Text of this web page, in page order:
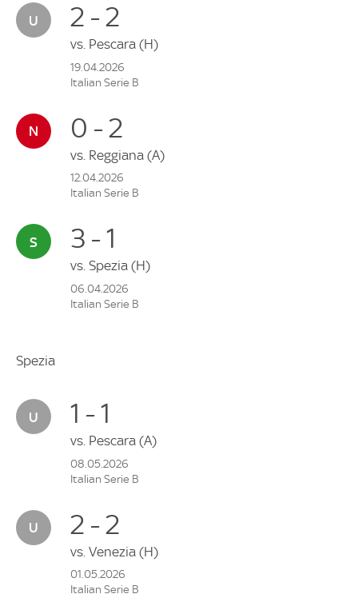
2 - 2
vs. Pescara (H)
19.04.2026
Italian Serie B
0 - 2
vs. Reggiana (A)
12.04.2026
Italian Serie B
3 - 1
vs. Spezia (H)
06.04.2026
Italian Serie B
Spezia
1 - 1
vs. Pescara (A)
08.05.2026
Italian Serie B
2 - 2
vs. Venezia (H)
01.05.2026
Italian Serie B